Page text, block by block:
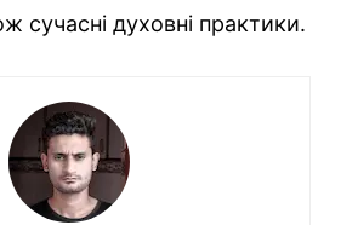
сучасні духовні практики.